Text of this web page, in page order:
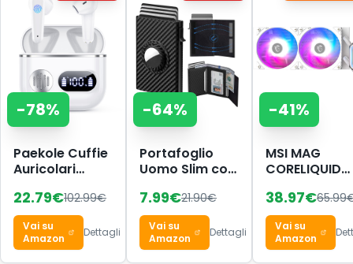
-78%
Paekole Cuffie
Auricolari
Wireless Cuffie
In Ear con 6
ENC
Cancellazione
22.79€102.99€
Vai su
Amazon
Dettagli
-64%
Portafoglio
Uomo Slim con
RFID &
Tracciamento,
Portacarte a
Scomparsa
7.99€21.90€
Vai su
Amazon
Dettagli
-41%
MSI MAG
CORELIQUID
Dissipatore a
liquido AIO
CPU,
completa,
38.97€65.99
Vai su
Amazon